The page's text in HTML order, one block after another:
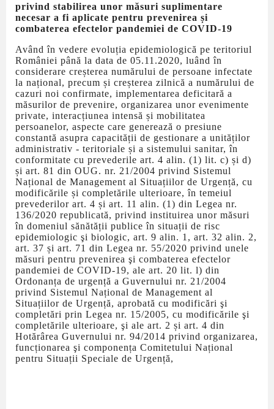
privind stabilirea unor măsuri suplimentare
necesar a fi aplicate pentru prevenirea și
combaterea efectelor pandemiei de COVID-19
Având în vedere evoluția epidemiologică pe teritoriul
României până la data de 05.11.2020, luând în
considerare creșterea numărului de persoane infectate
la național, precum și creșterea zilnică a numărului de
cazuri noi confirmate, implementarea deficitară a
măsurilor de prevenire, organizarea unor evenimente
private, interacțiunea intensă și mobilitatea
persoanelor, aspecte care generează o presiune
constantă asupra capacității de gestionare a unităților
administrativ - teritoriale și a sistemului sanitar, în
conformitate cu prevederile art. 4 alin. (1) lit. c) și d)
și art. 81 din OUG. nr. 21/2004 privind Sistemul
Național de Management al Situațiilor de Urgență, cu
modificările și completările ulterioare, în temeiul
prevederilor art. 4 și art. 11 alin. (1) din Legea nr.
136/2020 republicată, privind instituirea unor măsuri
în domeniul sănătății publice în situații de risc
epidemiologic şi biologic, art. 9 alin. 1, art. 32 alin. 2,
art. 37 și art. 71 din Legea nr. 55/2020 privind unele
măsuri pentru prevenirea şi combaterea efectelor
pandemiei de COVID-19, ale art. 20 lit. l) din
Ordonanța de urgență a Guvernului nr. 21/2004
privind Sistemul Național de Management al
Situațiilor de Urgență, aprobată cu modificări şi
completări prin Legea nr. 15/2005, cu modificările şi
completările ulterioare, şi ale art. 2 și art. 4 din
Hotărârea Guvernului nr. 94/2014 privind organizarea,
funcționarea şi componența Comitetului Național
pentru Situații Speciale de Urgență,